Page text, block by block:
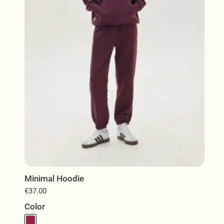
Minimal Hoodie
€37.00
Color
μπορούν
επιλεγούν
στη
σελίδα
του
προϊόντος